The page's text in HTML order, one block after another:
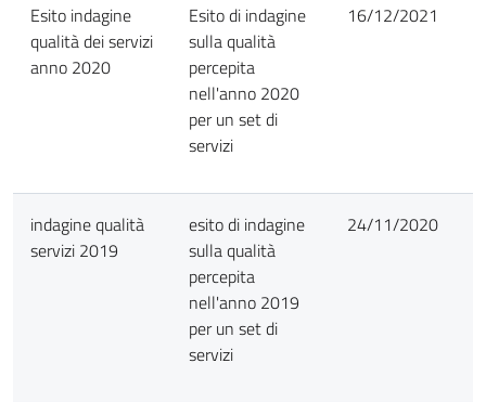
Esito indagine
qualità dei servizi
anno 2020
Esito di indagine
sulla qualità
percepita
nell'anno 2020
per un set di
servizi
16/12/2021
indagine qualità
servizi 2019
esito di indagine
sulla qualità
percepita
nell'anno 2019
per un set di
servizi
24/11/2020